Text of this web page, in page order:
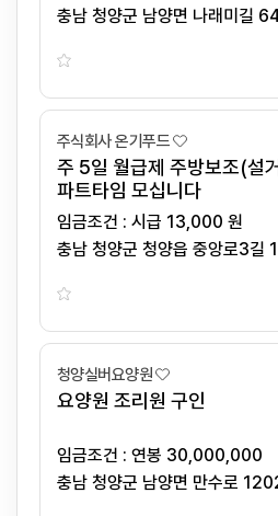
충남 청양군 남양면 나래미길
주식회사 온기푸드
주 5일 월급제 주방보조(설
파트타임 모십니다
임금조건 : 시급 13,000 원
충남 청양군 청양읍 중앙로3길
청양실버요양원
요양원 조리원 구인
임금조건 : 연봉 30,000,000
충남 청양군 남양면 만수로